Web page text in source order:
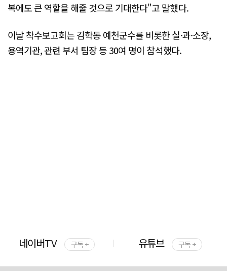
복에도 큰 역할을 해줄 것으로 기대한다"고 말했다.
이날 착수보고회는 김학동 예천군수를 비롯한 실·과·소장,
용역기관, 관련 부서 팀장 등 30여 명이 참석했다.
네이버TV 구독 + 유튜브 구독 +